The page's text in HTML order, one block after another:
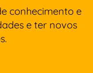
conhecimento e
e ter novos